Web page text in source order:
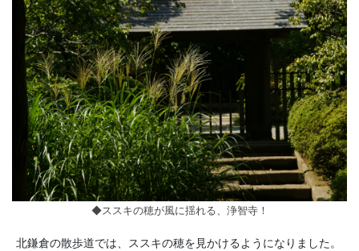
◆ススキの穂が風に揺れる、浄智寺！
北鎌倉の散歩道では、ススキの穂を見かけるようになりました。